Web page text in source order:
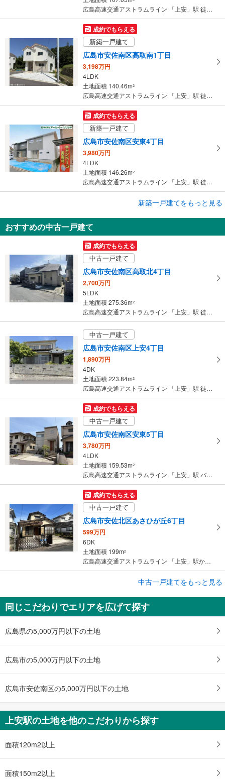
保
す
る
広島高速交通アストラムライン 「上安」駅 徒歩17分
成約でもらえる
新築一戸建て
広島市安佐南区高取南1丁目
3,198万円
4LDK
土地面積 140.46m2
広島高速交通アストラムライン 「上安」駅 徒歩17分
成約でもらえる
新築一戸建て
広島市安佐南区安東4丁目
3,980万円
4LDK
土地面積 146.26m2
広島高速交通アストラムライン 「上安」駅 徒歩28分
広島市安佐南区安東4丁目
3,980万円
4LDK
土地面積 146.26m
新築一戸建てをもっと見る
おすすめの中古一戸建て
成約でもらえる
中古一戸建て
広島市安佐南区高取北4丁目
2,700万円
5LDK
土地面積 275.36m2
広島高速交通アストラムライン 「上安」駅 徒歩23分
中古一戸建て
広島市安佐南区上安4丁目
1,890万円
4DK
土地面積 223.84m2
広島高速交通アストラムライン 「上安」駅 徒歩18分
成約でもらえる
中古一戸建て
広島市安佐南区安東5丁目
3,780万円
4LDK
土地面積 159.53m2
広島高速交通アストラムライン 「上安」駅 バス8分 サンハイツ東上 バス停下車 徒歩10分
成約でもらえる
中古一戸建て
広島市安佐北区あさひが丘6丁目
599万円
6DK
土地面積 199m2
広島高速交通アストラムライン 「上安」駅から5200m 車:11分
広島市安佐南区高取北1丁目
670万円
4LDK
土地面積 105.22m
中古一戸建てをもっと見る
同じこだわりでエリアを広げて探す
広島県の5,000万円以下の土地
広島市の5,000万円以下の土地
広島市安佐南区の5,000万円以下の土地
上安駅の土地を他のこだわりから探す
面積120m2以上
面積150m2以上